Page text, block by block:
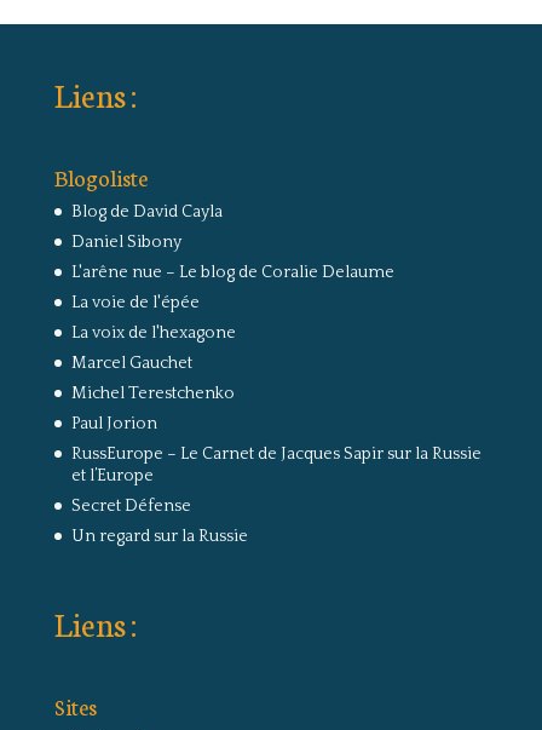
Liens :
Blogoliste
Blog de David Cayla
Daniel Sibony
L'arêne nue – Le blog de Coralie Delaume
La voie de l'épée
La voix de l'hexagone
Marcel Gauchet
Michel Terestchenko
Paul Jorion
RussEurope – Le Carnet de Jacques Sapir sur la Russie
et l’Europe
Secret Défense
Un regard sur la Russie
Liens :
Sites